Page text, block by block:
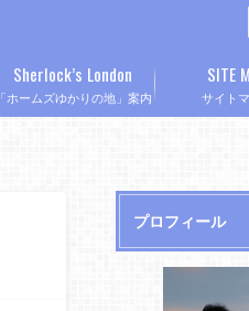
「ホームズゆかりの地」案内
Sherlock’s London
サイト
SITE
プロフィール